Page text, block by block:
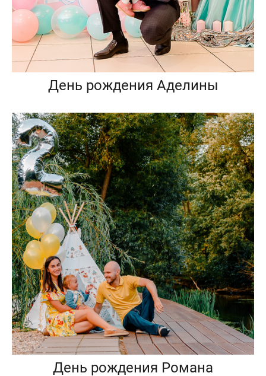
День рождения Аделины
День рождения Романа